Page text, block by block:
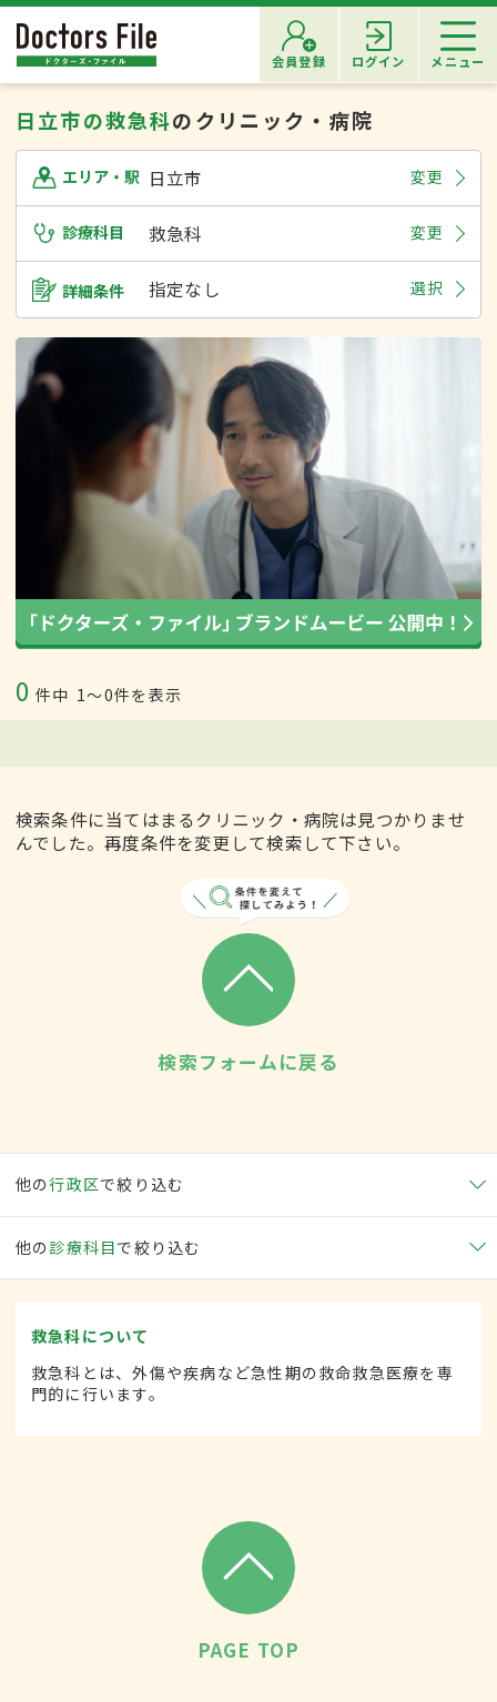
会員登録 ログイン メニュー
日立市の救急科のクリニック・病院
エリア・駅 日立市 変更
診療科目 救急科 変更
詳細条件 指定なし 選択
0 件中 1〜0件を表示
検索条件に当てはまるクリニック・病院は見つかりませ
んでした。再度条件を変更して検索して下さい。
検索フォームに戻る
他の行政区で絞り込む
他の 診療科目で絞り込む
救急科について
救急科とは、外傷や疾病など急性期の救命救急医療を専
門的に行います。
PAGE TOP